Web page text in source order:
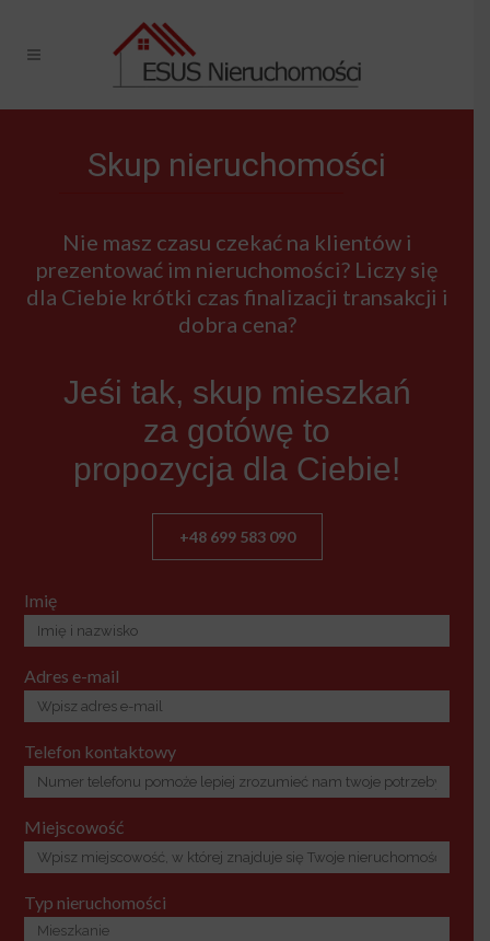
Skup nieruchomości
Nie masz czasu czekać na klientów i
prezentować im nieruchomości? Liczy się
dla Ciebie krótki czas finalizacji transakcji i
dobra cena?
Jeśi tak, skup mieszkań
za gotówę to
propozycja dla Ciebie!
+48 699 583 090
Imię
Adres e-mail
Telefon kontaktowy
Miejscowość
Typ nieruchomości